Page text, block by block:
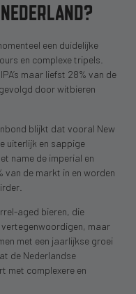
een duidelijke
en complexe tripels.
maar liefst 28% van de
door witbieren
blijkt dat vooral New
uiterlijk en sappige
name de imperial en
van de markt in en worden
aged bieren, die
maar
met een jaarlijkse groei
de Nederlandse
met complexere en